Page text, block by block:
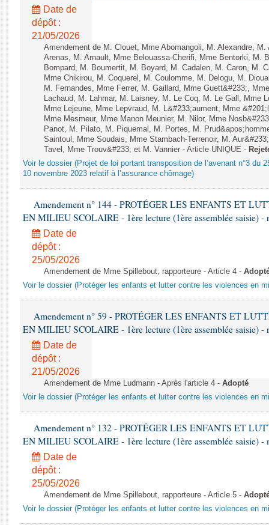
Dossiers législatifs
Budget et sécurité sociale
Questions écrites et orales
Comptes rendus des débats
Date de
dépôt :
21/05/2026
Amendement de M. Clouet, Mme Abomangoli, M. Alexandre,
Arenas, M. Arnault, Mme Belouassa-Cherifi, Mme Bentorki, M.
Bompard, M. Boumertit, M. Boyard, M. Cadalen, M. Caron, M.
Mme Chikirou, M. Coquerel, M. Coulomme, M. Delogu, M.
M. Fernandes, Mme Ferrer, M. Gaillard, Mme Guett&#233;,
Lachaud, M. Lahmar, M. Laisney, M. Le Coq, M. Le Gall, Mme
Mme Lejeune, Mme Lepvraud, M. L&#233;aument, Mme
Mme Mesmeur, Mme Manon Meunier, M. Nilor, Mme
Panot, M. Pilato, M. Piquemal, M. Portes, M.
Saintoul, Mme Soudais, Mme Stambach-Terrenoir, M.
Tavel, Mme Trouv&#233; et M. Vannier - Article UNIQUE -
Voir le dossier (Projet de loi portant transposition de l’avenant n°3 du
10 novembre 2023 relatif à l’assurance chômage)
Amendement n° 144 - PROTÉGER LES ENFANTS ET
EN MILIEU SCOLAIRE - 1ère lecture (1ère assemblée saisie) -
Date de
dépôt :
25/05/2026
Amendement de Mme Spillebout, rapporteure - Article 4 -
Voir le dossier (Protéger les enfants et lutter contre les violences en
Amendement n° 59 - PROTÉGER LES ENFANTS ET
EN MILIEU SCOLAIRE - 1ère lecture (1ère assemblée saisie) -
Date de
dépôt :
21/05/2026
Amendement de Mme Ludmann - Après l'article 4 - Adopté
Voir le dossier (Protéger les enfants et lutter contre les violences en
Amendement n° 132 - PROTÉGER LES ENFANTS ET
EN MILIEU SCOLAIRE - 1ère lecture (1ère assemblée saisie) -
Date de
dépôt :
25/05/2026
Amendement de Mme Spillebout, rapporteure - Article 5 -
Voir le dossier (Protéger les enfants et lutter contre les violences en